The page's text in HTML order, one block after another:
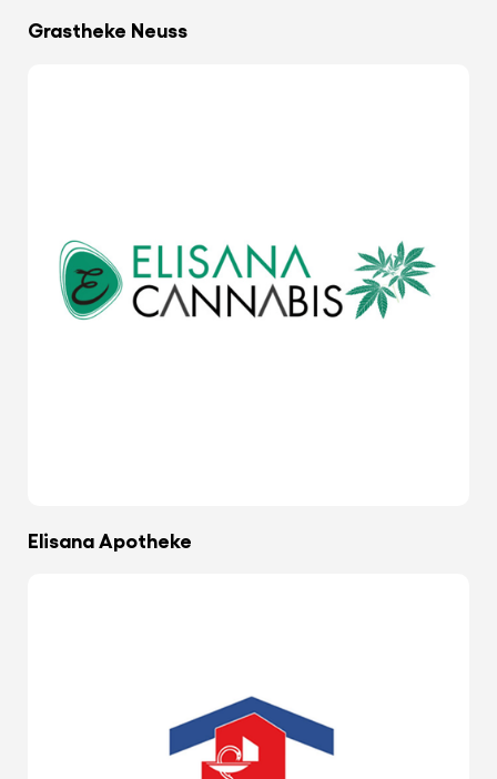
Grastheke Neuss
Elisana Apotheke